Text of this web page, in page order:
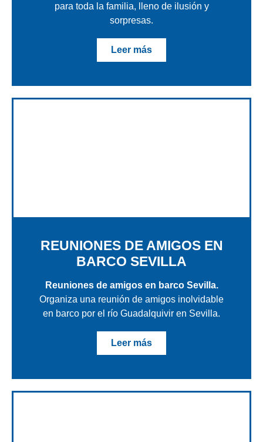
para toda la familia, lleno de ilusión y
sorpresas.
Leer más
REUNIONES DE AMIGOS EN
BARCO SEVILLA
Reuniones de amigos en barco Sevilla.
Organiza una reunión de amigos inolvidable
en barco por el río Guadalquivir en Sevilla.
Leer más